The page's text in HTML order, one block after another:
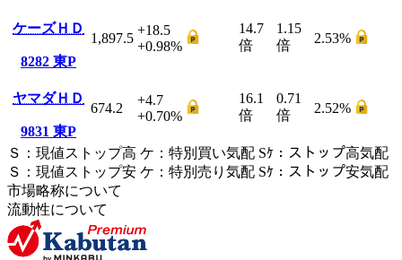
ケーズＨＤ
8282 東P
1,897.5
+18.5
+0.98%
14.7
倍
1.15
倍
2.53%
ヤマダＨＤ
9831 東P
674.2
+4.7
+0.70%
16.1
倍
0.71
倍
2.52%
Ｓ ： 現値ストップ高 ケ ： 特別買い気配 Sｹ ： ストップ高気配
Ｓ ： 現値ストップ安 ケ ： 特別売 り 気配 Sｹ ： ストップ安気配
市場略称について
流動性について